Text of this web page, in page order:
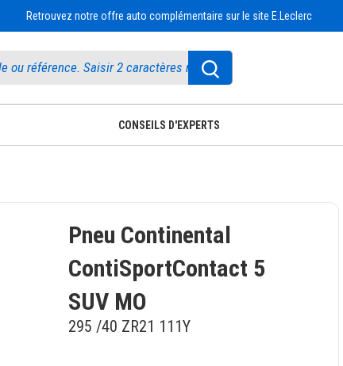
Retrouvez notre offre auto complémentaire sur le site E.Leclerc
CONSEILS D'EXPERTS
Pneu Continental
ContiSportContact 5
SUV MO
295 /40 ZR21 111Y